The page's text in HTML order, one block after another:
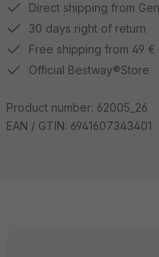
Direct shipping from
30 days right of return
Free shipping from 49 €
Official Bestway®Store
Product number: 62005_26
EAN / GTIN: 6941607343401